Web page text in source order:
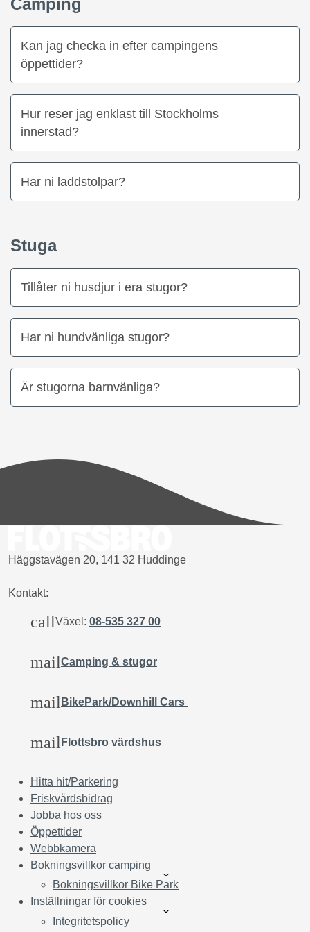
Camping
Kan jag checka in efter campingens
öppettider?
Hur reser jag enklast till Stockholms
innerstad?
Har ni laddstolpar?
Stuga
Tillåter ni husdjur i era stugor?
Har ni hundvänliga stugor?
Är stugorna barnvänliga?
Häggstavägen 20, 141 32 Huddinge
Kontakt:
callVäxel: 08-535 327 00
mailCamping & stugor
mail BikePark/Downhill Cars
mail Flottsbro värdshus
Hitta hit/Parkering
Friskvårdsbidrag
Jobba hos oss
Öppettider
Webbkamera
Bokningsvillkor camping
Bokningsvillkor Bike Park
Inställningar för cookies
Integritetspolicy